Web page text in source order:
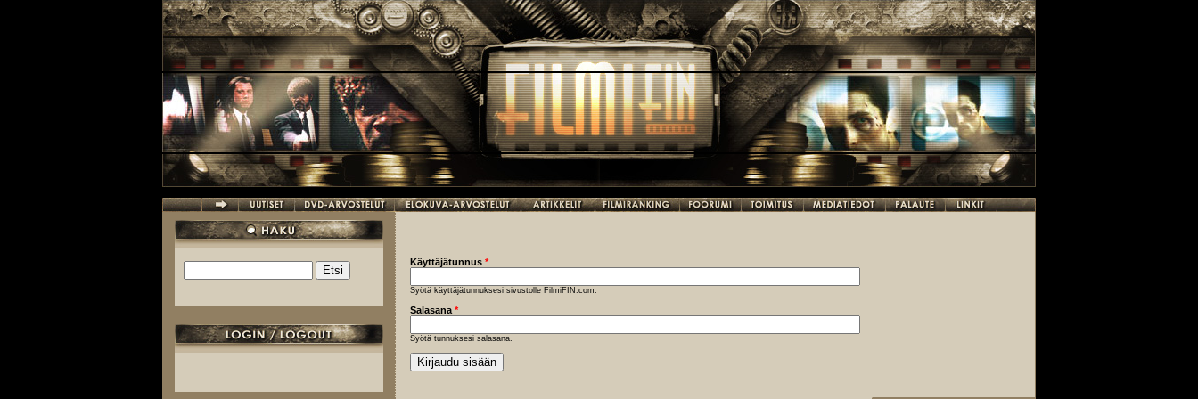
Hakulomake
Käyttäjätunnus *
Syötä käyttäjätunnuksesi sivustolle FilmiFIN.com.
Salasana *
Syötä tunnuksesi salasana.